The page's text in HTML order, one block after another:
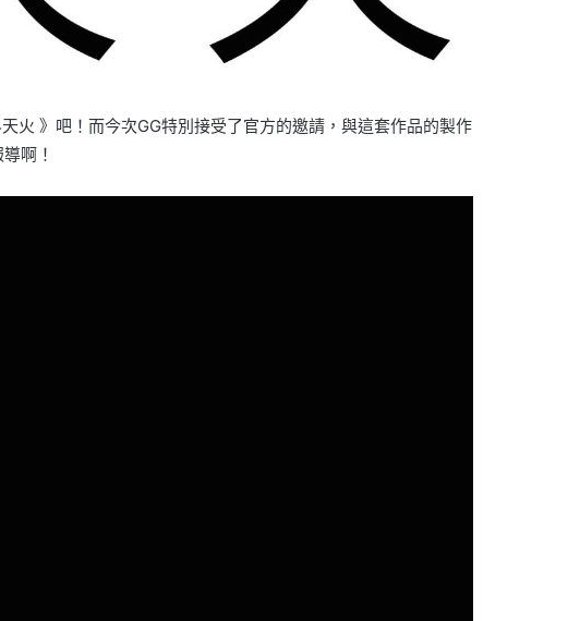
火 》吧！而今次GG特別接受了官方的邀請，與這套作品的製作
啊！